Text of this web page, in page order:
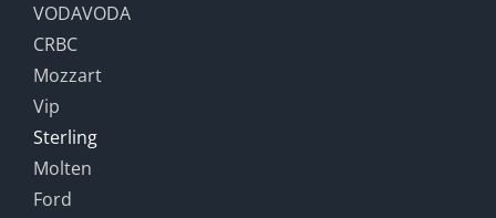
VODAVODA
CRBC
Mozzart
Vip
Sterling
Molten
Ford